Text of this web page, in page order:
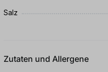
Salz
Zutaten und Allergene